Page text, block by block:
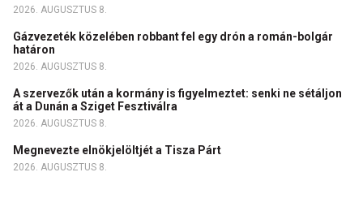
2026. AUGUSZTUS 8.
Gázvezeték közelében robbant fel egy drón a román-bolgár
határon
2026. AUGUSZTUS 8.
A szervezők után a kormány is figyelmeztet: senki ne sétáljon
át a Dunán a Sziget Fesztiválra
2026. AUGUSZTUS 8.
Megnevezte elnökjelöltjét a Tisza Párt
2026. AUGUSZTUS 8.